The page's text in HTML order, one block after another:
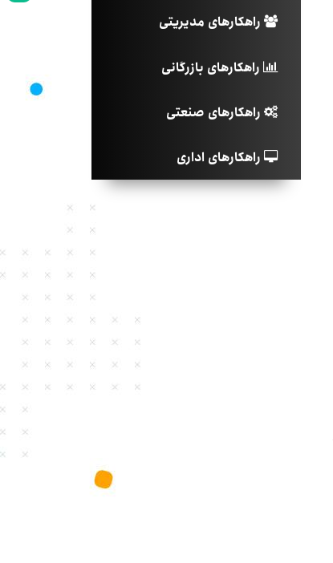
راهکارهای مدیریتی
راهکارهای بازرگانی
راهکارهای صنعتی
راهکارهای اداری